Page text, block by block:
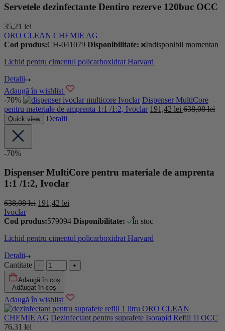
Servetele dezinfectante Dentiro rezerve 120buc OCC
35,21 lei
ORO CLEAN CHEMIE AG
Cod produs:CH-041079 Disponibilitate:
Indisponibil momentan
Lichid pentru cimentul policarboxidrat Harvard
Detalii
Adaugă în wishlist
-70%
Ivoclar Dispenser MultiCore
pentru materiale de amprenta 1:1 /1:2, Ivoclar 191,42 lei 638,08lei
Quick view Detalii
-70%
Dispenser MultiCore pentru materiale de amprenta
1:1 /1:2, Ivoclar
638,08lei 191,42 lei
Ivoclar
Cod produs:579094 Disponibilitate:
În stoc
Lichid pentru cimentul policarboxidrat Harvard
Detalii
Cantitate
Adaugă în coș
Adăugat în coș
Adaugă în wishlist
ORO CLEAN
CHEMIE AG Dezinfectant pentru suprafete Isorapid Refill 1l OCC
76,31 lei